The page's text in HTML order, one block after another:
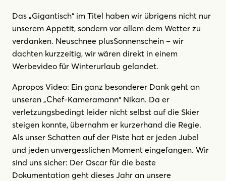
Das „Gigantisch“ im Titel haben wir übrigens nicht nur
unserem Appetit, sondern vor allem dem Wetter zu
verdanken. Neuschnee plusSonnenschein – wir
dachten kurzzeitig, wir wären direkt in einem
Werbevideo für Winterurlaub gelandet.
Apropos Video: Ein ganz besonderer Dank geht an
unseren „Chef-Kameramann“ Nikan. Da er
verletzungsbedingt leider nicht selbst auf die Skier
steigen konnte, übernahm er kurzerhand die Regie.
Als unser Schatten auf der Piste hat er jeden Jubel
und jeden unvergesslichen Moment eingefangen. Wir
sind uns sicher: Der Oscar für die beste
Dokumentation geht dieses Jahr an unsere